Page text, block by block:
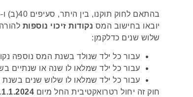
יובאו בחישוב המס נקודות זיכוי נוספות
שלוש שנים כדלקמן:
עבור כל ילד שנולד בשנת המס נוספה
עבור כל ילד שמלאו לו שנה או שנתיים
עבור כל ילד שמלאו לו שלוש שנים
חוק זה יחול רטרואקטיבית החל מיום 1.1.2024
.